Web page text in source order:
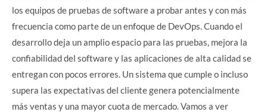
los equipos de pruebas de software a probar antes y con más
frecuencia como parte de un enfoque de DevOps. Cuando el
desarrollo deja un amplio espacio para las pruebas, mejora la
confiabilidad del software y las aplicaciones de alta calidad se
entregan con pocos errores. Un sistema que cumple o incluso
supera las expectativas del cliente genera potencialmente
más ventas y una mayor cuota de mercado. Vamos a ver